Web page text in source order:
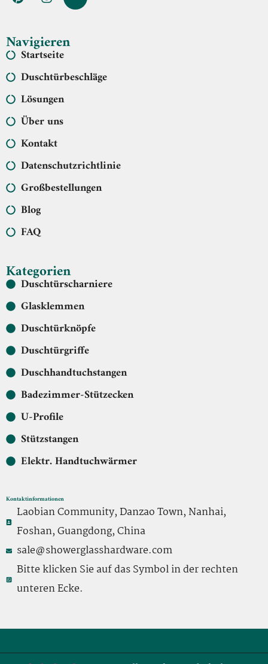
Navigieren
Startseite
Duschtürbeschläge
Lösungen
Über uns
Kontakt
Datenschutzrichtlinie
Großbestellungen
Blog
FAQ
Kategorien
Duschtürscharniere
Glasklemmen
Duschtürknöpfe
Duschtürgriffe
Duschhandtuchstangen
Badezimmer-Stützecken
U-Profile
Stützstangen
Elektr. Handtuchwärmer
Kontaktinformationen
Laobian Community, Danzao Town, Nanhai,
Foshan, Guangdong, China
sale@showerglasshardware.com
Bitte klicken Sie auf das Symbol in der rechten
unteren Ecke.